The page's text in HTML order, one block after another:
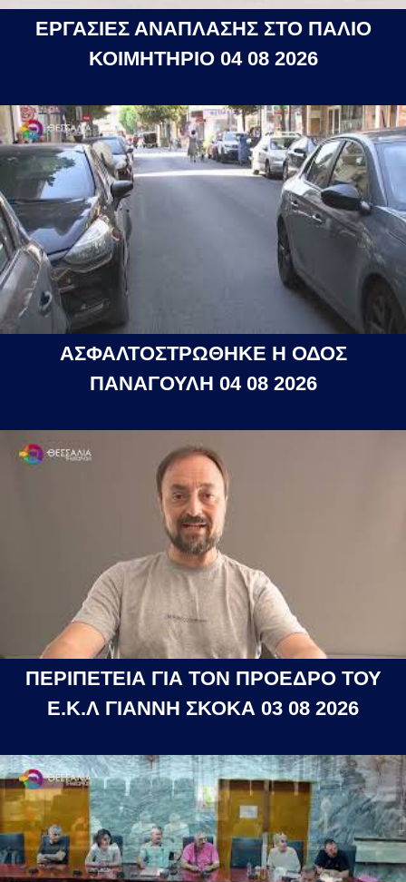
ΕΡΓΑΣΙΕΣ ΑΝΑΠΛΑΣΗΣ ΣΤΟ ΠΑΛΙΟ
ΚΟΙΜΗΤΗΡΙΟ 04 08 2026
ΑΣΦΑΛΤΟΣΤΡΩΘΗΚΕ Η ΟΔΟΣ
ΠΑΝΑΓΟΥΛΗ 04 08 2026
ΠΕΡΙΠΕΤΕΙΑ ΓΙΑ ΤΟΝ ΠΡΟΕΔΡΟ ΤΟΥ
Ε.Κ.Λ ΓΙΑΝΝΗ ΣΚΟΚΑ 03 08 2026